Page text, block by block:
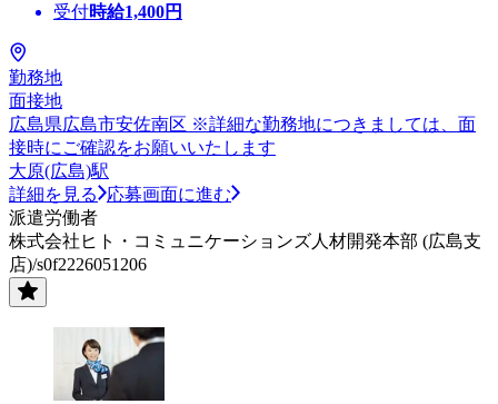
受付時給1,400円
勤務地
面接地
広島県広島市安佐南区 ※詳細な勤務地につきましては、面
接時にご確認をお願いいたします
大原(広島)駅
詳細を見る
応募画面に進む
派遣労働者
株式会社ヒト・コミュニケーションズ人材開発本部 (広島支
店)/s0f2226051206